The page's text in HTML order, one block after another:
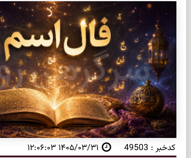
کدخبر : 49503 ۱۴۰۵/۰۳/۳۱ ۱۲:۰۶:۰۳